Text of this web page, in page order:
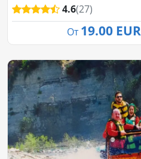
4.6(27)
От 19.00 EUR